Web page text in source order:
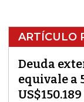
ARTÍCULO
Deuda
equivale a